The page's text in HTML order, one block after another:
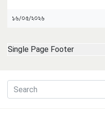
১৬/০৫/২০২৬
Single Page Footer